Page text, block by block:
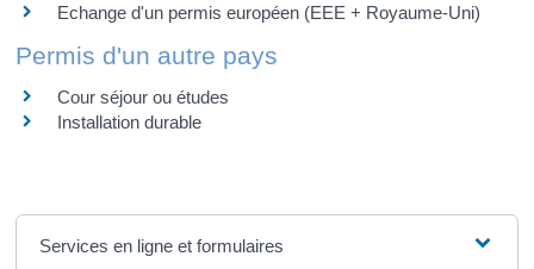
Echange d'un permis européen (EEE + Royaume-Uni)
Permis d'un autre pays
Cour séjour ou études
Installation durable
Services en ligne et formulaires